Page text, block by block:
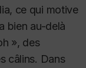
ce qui motive
bien au-delà
», des
câlins. Dans